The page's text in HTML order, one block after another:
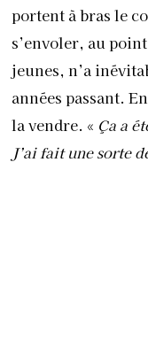
portent à bras le
s’envoler, au
jeunes, n’a
années passant.
la vendre. « Ça a
J’ai fait une sorte